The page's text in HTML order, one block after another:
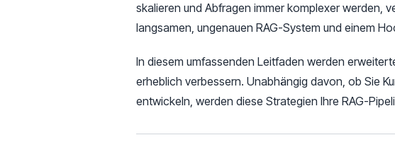
skalieren und Abfragen immer komplexer werden,
langsamen, ungenauen RAG-System und einem
In diesem umfassenden Leitfaden werden
erheblich verbessern. Unabhängig davon, ob Sie
entwickeln, werden diese Strategien Ihre RAG-